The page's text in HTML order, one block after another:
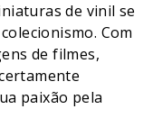
de vinil se
Com
de filmes,
paixão pela